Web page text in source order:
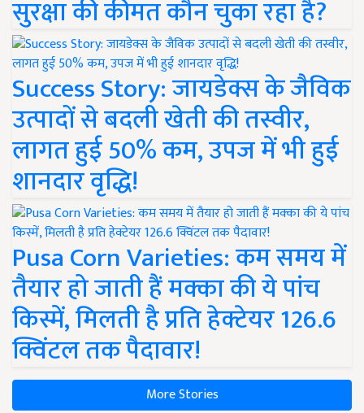
सुरक्षा की कीमत कौन चुका रहा है?
Success Story: जायडेक्स के जैविक
उत्पादों से बदली खेती की तस्वीर,
लागत हुई 50% कम, उपज में भी हुई
शानदार वृद्धि!
Pusa Corn Varieties: कम समय में
तैयार हो जाती हैं मक्का की ये पांच
किस्में, मिलती है प्रति हेक्टेयर 126.6
क्विंटल तक पैदावार!
More Stories